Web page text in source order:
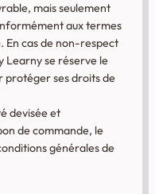
mais seulement
aux termes
En cas de non-respect
Learny se réserve le
protéger ses droits de
devisée et
de commande, le
générales de